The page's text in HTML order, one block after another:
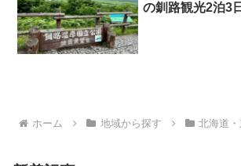
の釧路観光2泊3
ホーム 地域から探す 北海道